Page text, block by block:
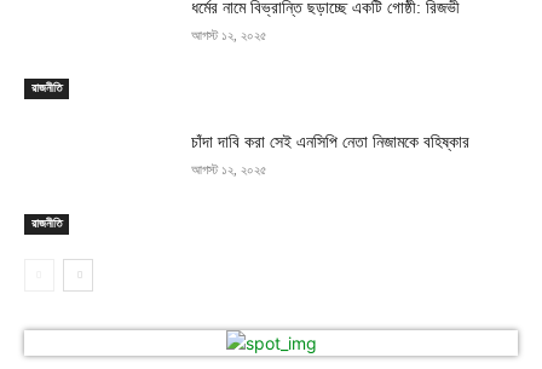
রাজনীতি
ধর্মের নামে বিভ্রান্তি ছড়াচ্ছে একটি গোষ্ঠী: রিজভী
আগস্ট ১২, ২০২৫
রাজনীতি
চাঁদা দাবি করা সেই এনসিপি নেতা নিজামকে বহিষ্কার
আগস্ট ১২, ২০২৫